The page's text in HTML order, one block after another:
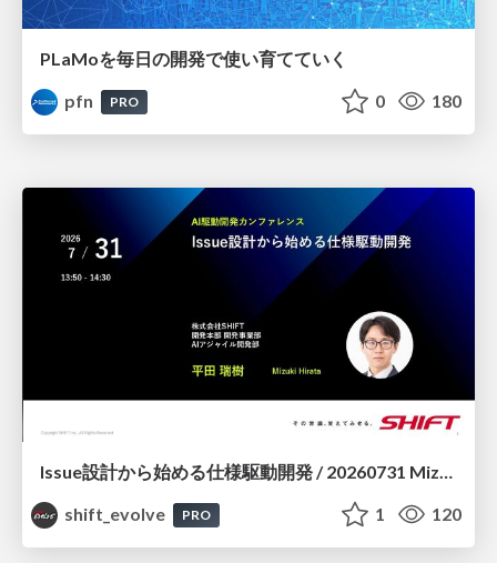
PLaMoを毎日の開発で使い育てていく
pfn
PRO 0 180
Issue設計から始める仕様駆動開発 / 20260731 Mizuki Hirata
shift_evolve
PRO 1 120